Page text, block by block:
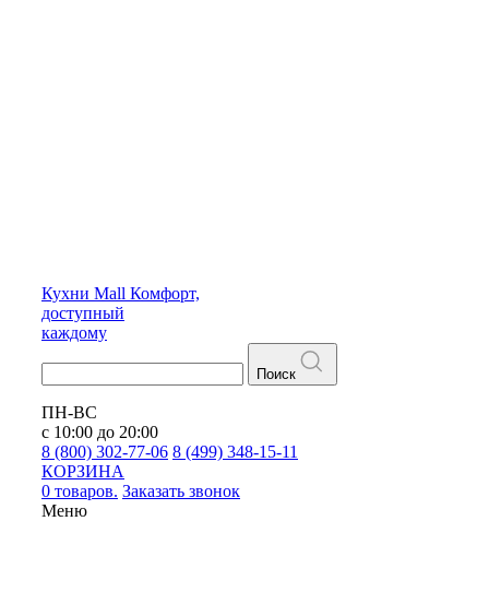
Кухни Mall Комфорт,
доступный
каждому
Поиск
ПН-ВС
с 10:00 до 20:00
8 (800) 302-77-06 8 (499) 348-15-11
КОРЗИНА
0 товаров. Заказать звонок
Меню